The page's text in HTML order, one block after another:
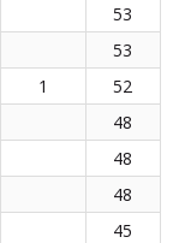
53
53
1
52
48
48
48
45